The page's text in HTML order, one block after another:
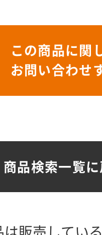
この商品に関
お問い合わせ
商品検索一覧
販売してい